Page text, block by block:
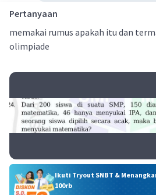
Pertanyaan
memakai rumus apakah itu dan
olimpiade
Ikuti Tryout SNBT &
100rb